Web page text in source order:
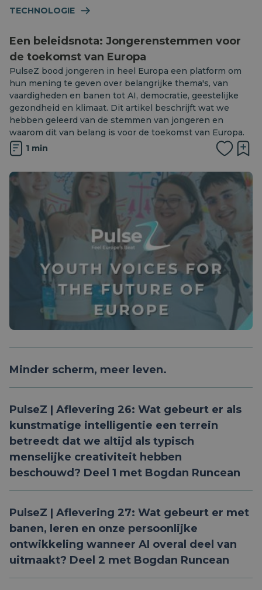
TECHNOLOGIE
Een beleidsnota: Jongerenstemmen voor
de toekomst van Europa
PulseZ bood jongeren in heel Europa een platform om
hun mening te geven over belangrijke thema's, van
vaardigheden en banen tot AI, democratie, geestelijke
gezondheid en klimaat. Dit artikel beschrijft wat we
hebben geleerd van de stemmen van jongeren en
waarom dit van belang is voor de toekomst van Europa.
1 min
Minder scherm, meer leven.
PulseZ | Aflevering 26: Wat gebeurt er als
kunstmatige intelligentie een terrein
betreedt dat we altijd als typisch
menselijke creativiteit hebben
beschouwd? Deel 1 met Bogdan Runcean
PulseZ | Aflevering 27: Wat gebeurt er met
banen, leren en onze persoonlijke
ontwikkeling wanneer AI overal deel van
uitmaakt? Deel 2 met Bogdan Runcean